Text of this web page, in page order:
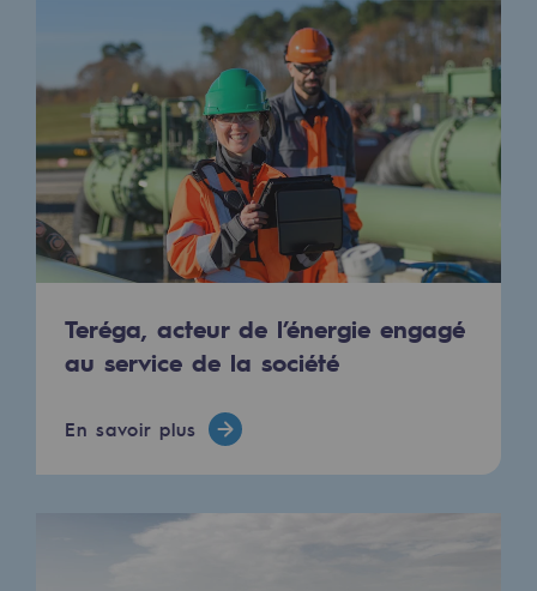
Espace pédagogique
2050 : un monde d’énergies
Objectif Hydrogène
CCUS Objectif Zéro CO2
Objectif Biométhane
Le Labo
Acteur engagé
Acteur engagé
Ambition RSE
Responsabilité environnementale
Responsabilité environnementale
Teréga, acteur de l’énergie engagé
au service de la société
En savoir plus